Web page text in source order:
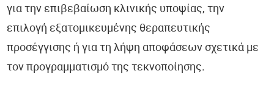
για την επιβεβαίωση κλινικής υποψίας, την
επιλογή εξατομικευμένης θεραπευτικής
προσέγγισης ή για τη λήψη αποφάσεων σχετικά με
τον προγραμματισμό της τεκνοποίησης.